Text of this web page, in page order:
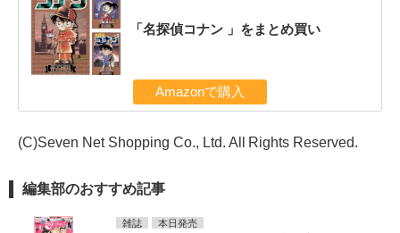
「名探偵コナン 」をまとめ買い
Amazonで購入
(C)Seven Net Shopping Co., Ltd. All Rights Reserved.
編集部のおすすめ記事
雑誌 本日発売